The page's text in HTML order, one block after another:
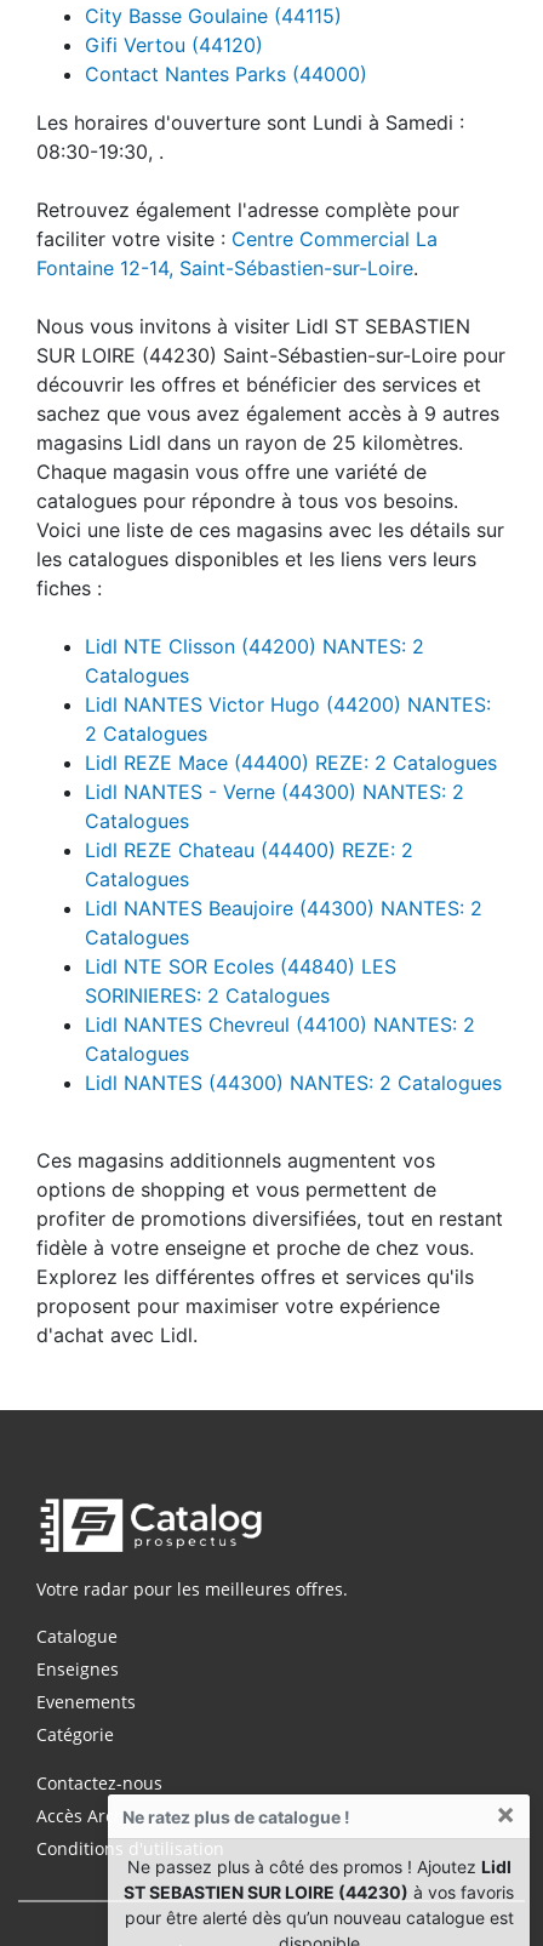
Ne ratez plus de catalogue ! ×
Ne passez plus à côté des promos ! Ajoutez Lidl
ST SEBASTIEN SUR LOIRE (44230) à vos favoris
pour être alerté dès qu’un nouveau catalogue est
City Basse Goulaine (44115)
Gifi Vertou (44120)
Contact Nantes Parks (44000)
Les horaires d'ouverture sont Lundi à Samedi :
08:30-19:30, .
Retrouvez également l'adresse complète pour
faciliter votre visite : Centre Commercial La
Fontaine 12-14, Saint-Sébastien-sur-Loire.
Nous vous invitons à visiter Lidl ST SEBASTIEN
SUR LOIRE (44230) Saint-Sébastien-sur-Loire pour
découvrir les offres et bénéficier des services et
sachez que vous avez également accès à 9 autres
magasins Lidl dans un rayon de 25 kilomètres.
Chaque magasin vous offre une variété de
catalogues pour répondre à tous vos besoins.
Voici une liste de ces magasins avec les détails sur
les catalogues disponibles et les liens vers leurs
fiches :
Lidl NTE Clisson (44200) NANTES: 2
Catalogues
Lidl NANTES Victor Hugo (44200) NANTES:
2 Catalogues
Lidl REZE Mace (44400) REZE: 2 Catalogues
Lidl NANTES - Verne (44300) NANTES: 2
Catalogues
Lidl REZE Chateau (44400) REZE: 2
Catalogues
Lidl NANTES Beaujoire (44300) NANTES: 2
Catalogues
Lidl NTE SOR Ecoles (44840) LES
SORINIERES: 2 Catalogues
Lidl NANTES Chevreul (44100) NANTES: 2
Catalogues
Lidl NANTES (44300) NANTES: 2 Catalogues
Ces magasins additionnels augmentent vos
options de shopping et vous permettent de
profiter de promotions diversifiées, tout en restant
fidèle à votre enseigne et proche de chez vous.
Explorez les différentes offres et services qu'ils
proposent pour maximiser votre expérience
d'achat avec Lidl.
Votre radar pour les meilleures offres.
Catalogue
Enseignes
Evenements
Catégorie
Contactez-nous
Accès Archives Premium
Conditions d'utilisation